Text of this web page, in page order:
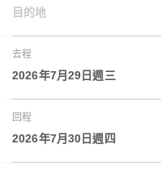
目的地
去程
2026年7月29日週三
回程
2026年7月30日週四